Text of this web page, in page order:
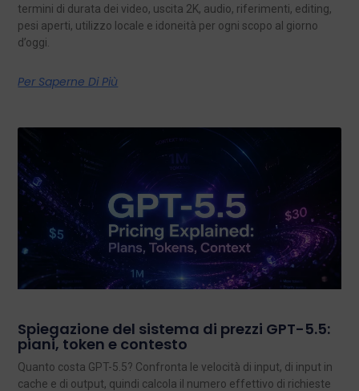
termini di durata dei video, uscita 2K, audio, riferimenti, editing,
pesi aperti, utilizzo locale e idoneità per ogni scopo al giorno
d’oggi.
Per Saperne Di Più
Spiegazione del sistema di prezzi GPT-5.5:
piani, token e contesto
Quanto costa GPT-5.5? Confronta le velocità di input, di input in
cache e di output, quindi calcola il numero effettivo di richieste